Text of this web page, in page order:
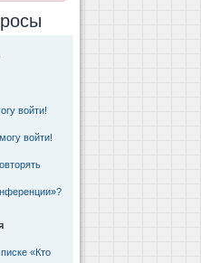
войти!
войти!
«Кто